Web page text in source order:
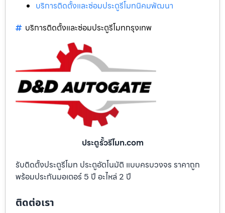
บริการติดตั้งและซ่อมประตูรีโมทนิคมพัฒนา
บริการติดตั้งและซ่อมประตูรีโมทกรุงเทพ
ประตูรั้วรีโมท.com
รับติดตั้งประตูรีโมท ประตูอัตโนมัติ แบบครบวงจร ราคาถูก
พร้อมประกันมอเตอร์ 5 ปี อะไหล่ 2 ปี
ติดต่อเรา